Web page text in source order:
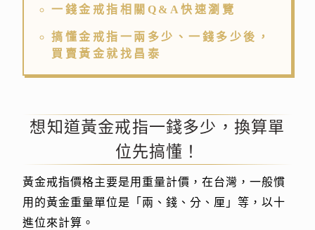
一錢金戒指相關Q&A快速瀏覽
搞懂金戒指一兩多少、一錢多少後，
買賣黃金就找昌泰
想知道黃金戒指一錢多少，換算單
位先搞懂！
黃金戒指價格主要是用重量計價，在台灣，一般慣
用的黃金重量單位是「兩、錢、分、厘」等，以十
進位來計算。